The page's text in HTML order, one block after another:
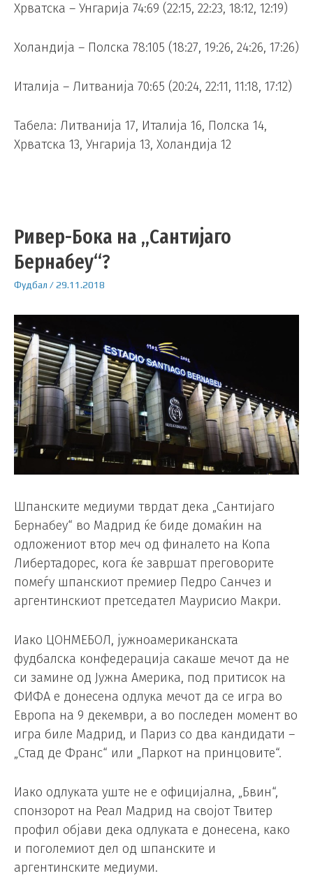
Хрватска – Унгарија 74:69 (22:15, 22:23, 18:12, 12:19)
Холандија – Полска 78:105 (18:27, 19:26, 24:26, 17:26)
Италија – Литванија 70:65 (20:24, 22:11, 11:18, 17:12)
Табела: Литванија 17, Италија 16, Полска 14,
Хрватска 13, Унгарија 13, Холандија 12
Ривер-Бока на „Сантијаго
Бернабеу“?
Фудбал /29.11.2018
Шпанските медиуми тврдат дека „Сантијаго
Бернабеу“ во Мадрид ќе биде домаќин на
одложениот втор меч од финалето на Копа
Либертадорес, кога ќе завршат преговорите
помеѓу шпанскиот премиер Педро Санчез и
аргентинскиот претседател Маурисио Макри.
Иако ЦОНМЕБОЛ, јужноамериканската
фудбалска конфедерација сакаше мечот да не
си замине од Јужна Америка, под притисок на
ФИФА е донесена одлука мечот да се игра во
Европа на 9 декември, а во последен момент во
игра биле Мадрид, и Париз со два кандидати –
„Стад де Франс“ или „Паркот на принцовите“.
Иако одлуката уште не е официјална, „Бвин“,
спонзорот на Реал Мадрид на својот Твитер
профил објави дека одлуката е донесена, како
и поголемиот дел од шпанските и
аргентинските медиуми.